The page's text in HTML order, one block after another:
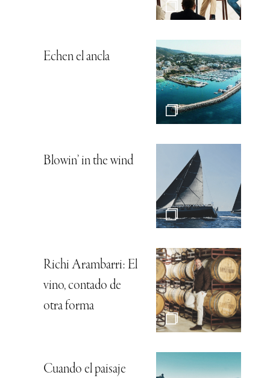
Echen el ancla
Blowin’ in the wind
Richi Arambarri: El
vino, contado de
otra forma
Cuando el paisaje